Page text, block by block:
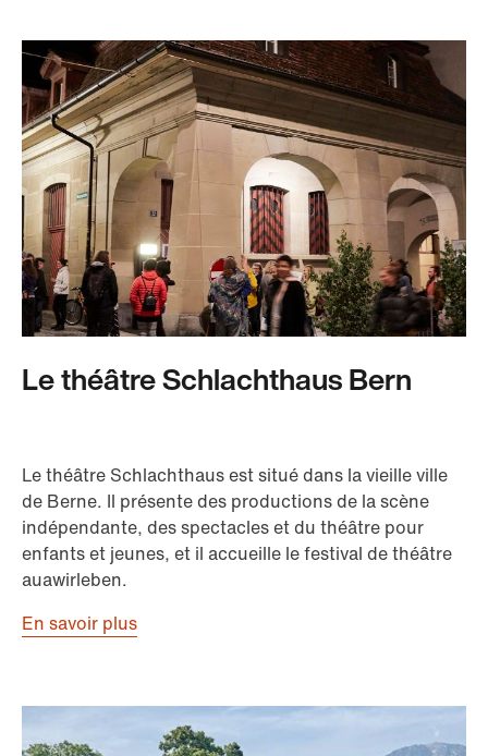
Le théâtre Schlachthaus Bern
Le théâtre Schlachthaus est situé dans la vieille ville
de Berne. Il présente des productions de la scène
indépendante, des spectacles et du théâtre pour
enfants et jeunes, et il accueille le festival de théâtre
auawirleben.
En savoir plus